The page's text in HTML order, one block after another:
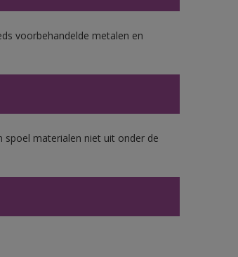
voorbehandelde metalen en
spoel materialen niet uit onder de